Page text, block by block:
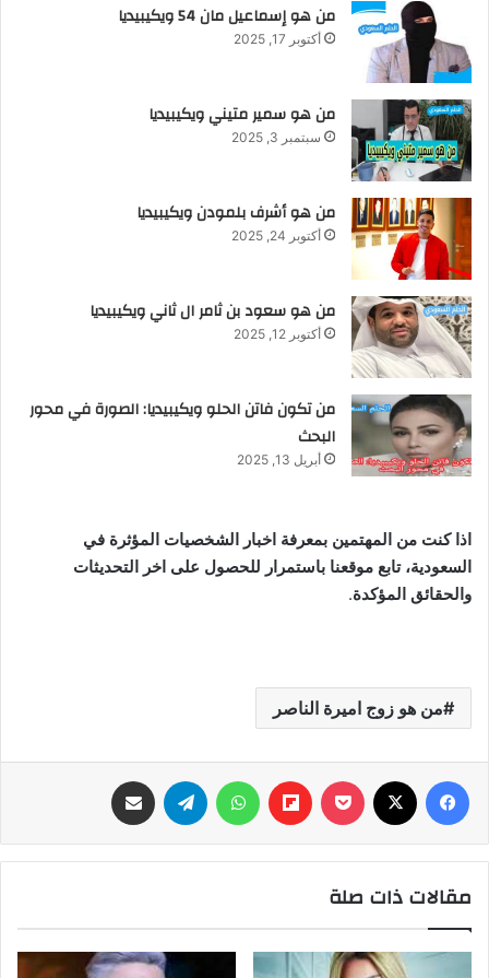
من هو إسماعيل مان 54 ويكيبيديا
أكتوبر 17, 2025
من هو سمير متيني ويكيبيديا
سبتمبر 3, 2025
من هو أشرف بلمودن ويكيبيديا
أكتوبر 24, 2025
من هو سعود بن ثامر ال ثاني ويكيبيديا
أكتوبر 12, 2025
من تكون فاتن الحلو ويكيبيديا: الصورة في محور
البحث
أبريل 13, 2025
اذا كنت من المهتمين بمعرفة اخبار الشخصيات المؤثرة في
السعودية، تابع موقعنا باستمرار للحصول على اخر التحديثات
والحقائق المؤكدة.
من هو زوج اميرة الناصر
فيسبوك ‫Pocket
Flipboard واتساب تيلقرام
مقالات ذات صلة